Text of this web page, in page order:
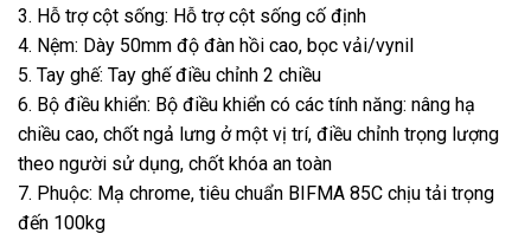
3. Hỗ trợ cột sống: Hỗ trợ cột sống cố định
4. Nệm: Dày 50mm độ đàn hồi cao, bọc vải/vynil
5. Tay ghế: Tay ghế điều chỉnh 2 chiều
6. Bộ điều khiển: Bộ điều khiển có các tính năng: nâng hạ
chiều cao, chốt ngả lưng ở một vị trí, điều chỉnh trọng lượng
theo người sử dụng, chốt khóa an toàn
7. Phuộc: Mạ chrome, tiêu chuẩn BIFMA 85C chịu tải trọng
đến 100kg